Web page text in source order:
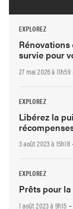
EXPLOREZ
Rénovations
survie pour
27 mai 2026 à 11h59
EXPLOREZ
Libérez la
3 août 2023 à 15h18
EXPLOREZ
Prêts pour
1 août 2023 à 9h15 -